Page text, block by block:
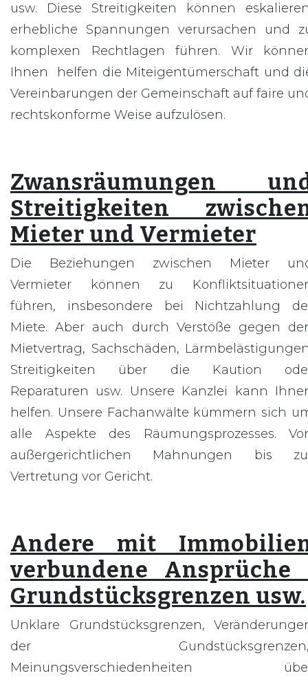
usw. Diese Streitigkeiten können
erhebliche Spannungen verursachen und
komplexen Rechtlagen führen. Wir
Ihnen helfen die Miteigentümerschaft und
Vereinbarungen der Gemeinschaft auf faire
rechtskonforme Weise aufzulösen.
Zwansräumungen
Streitigkeiten
Mieter und Vermieter
Die Beziehungen zwischen Mieter
Vermieter können zu
führen, insbesondere bei Nichtzahlung
Miete. Aber auch durch Verstöße gegen
Mietvertrag, Sachschäden,
Streitigkeiten über die Kaution
Reparaturen usw. Unsere Kanzlei kann
helfen. Unsere Fachanwälte kümmern sich
alle Aspekte des Räumungsprozesses.
außergerichtlichen Mahnungen bis
Vertretung vor Gericht.
Andere mit
verbundene Ansprüche
Grundstücksgrenzen usw.
Unklare Grundstücksgrenzen,
der
Meinungsverschiedenheiten